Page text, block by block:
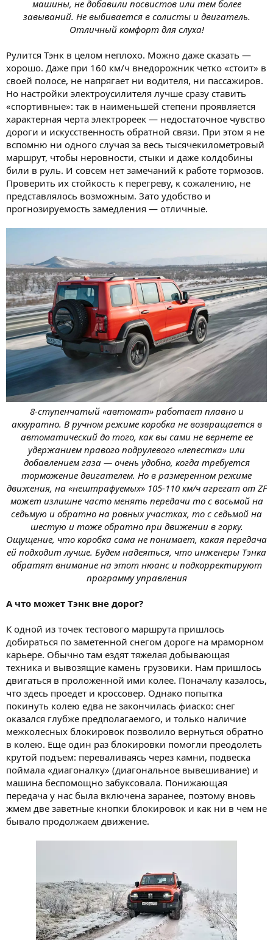
машины, не добавили посвистов или тем более
завываний. Не выбивается в солисты и двигатель.
Отличный комфорт для слуха!
Рулится Тэнк в целом неплохо. Можно даже сказать —
хорошо. Даже при 160 км/ч внедорожник четко «стоит» в
своей полосе, не напрягает ни водителя, ни пассажиров.
Но настройки электроусилителя лучше сразу ставить
«спортивные»: так в наименьшей степени проявляется
характерная черта электрореек — недостаточное чувство
дороги и искусственность обратной связи. При этом я не
вспомню ни одного случая за весь тысячекилометровый
маршрут, чтобы неровности, стыки и даже колдобины
били в руль. И совсем нет замечаний к работе тормозов.
Проверить их стойкость к перегреву, к сожалению, не
представлялось возможным. Зато удобство и
прогнозируемость замедления — отличные.
8-ступенчатый «автомат» работает плавно и
аккуратно. В ручном режиме коробка не возвращается в
автоматический до того, как вы сами не вернете ее
удержанием правого подрулевого «лепестка» или
добавлением газа — очень удобно, когда требуется
торможение двигателем. Но в размеренном режиме
движения, на «нештрафуемых» 105-110 км/ч агрегат от ZF
может излишне часто менять передачи то с восьмой на
седьмую и обратно на ровных участках, то с седьмой на
шестую и тоже обратно при движении в горку.
Ощущение, что коробка сама не понимает, какая передача
ей подходит лучше. Будем надеяться, что инженеры Тэнка
обратят внимание на этот нюанс и подкорректируют
программу управления
А что может Тэнк вне дорог?
К одной из точек тестового маршрута пришлось
добираться по заметенной снегом дороге на мраморном
карьере. Обычно там ездят тяжелая добывающая
техника и вывозящие камень грузовики. Нам пришлось
двигаться в проложенной ими колее. Поначалу казалось,
что здесь проедет и кроссовер. Однако попытка
покинуть колею едва не закончилась фиаско: снег
оказался глубже предполагаемого, и только наличие
межколесных блокировок позволило вернуться обратно
в колею. Еще один раз блокировки помогли преодолеть
крутой подъем: переваливаясь через камни, подвеска
поймала «диагоналку» (диагональное вывешивание) и
машина беспомощно забуксовала. Понижающая
передача у нас была включена заранее, поэтому вновь
жмем две заветные кнопки блокировок и как ни в чем не
бывало продолжаем движение.